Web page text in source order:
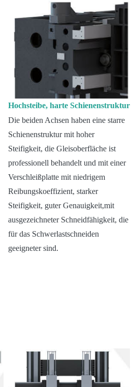
Hochsteibe, harte Schienenstruktur
Die beiden Achsen haben eine starre
Schienenstruktur mit hoher
Steifigkeit, die Gleisoberfläche ist
professionell behandelt und mit einer
Verschleißplatte mit niedrigem
Reibungskoeffizient, starker
Steifigkeit, guter Genauigkeit,mit
ausgezeichneter Schneidfähigkeit, die
für das Schwerlastschneiden
geeigneter sind.